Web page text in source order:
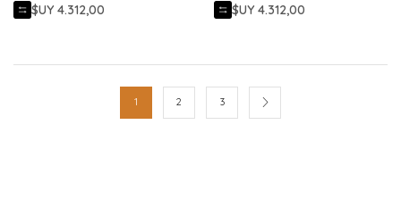
$UY 4.312,00
$UY 4.312,00
1 2 3